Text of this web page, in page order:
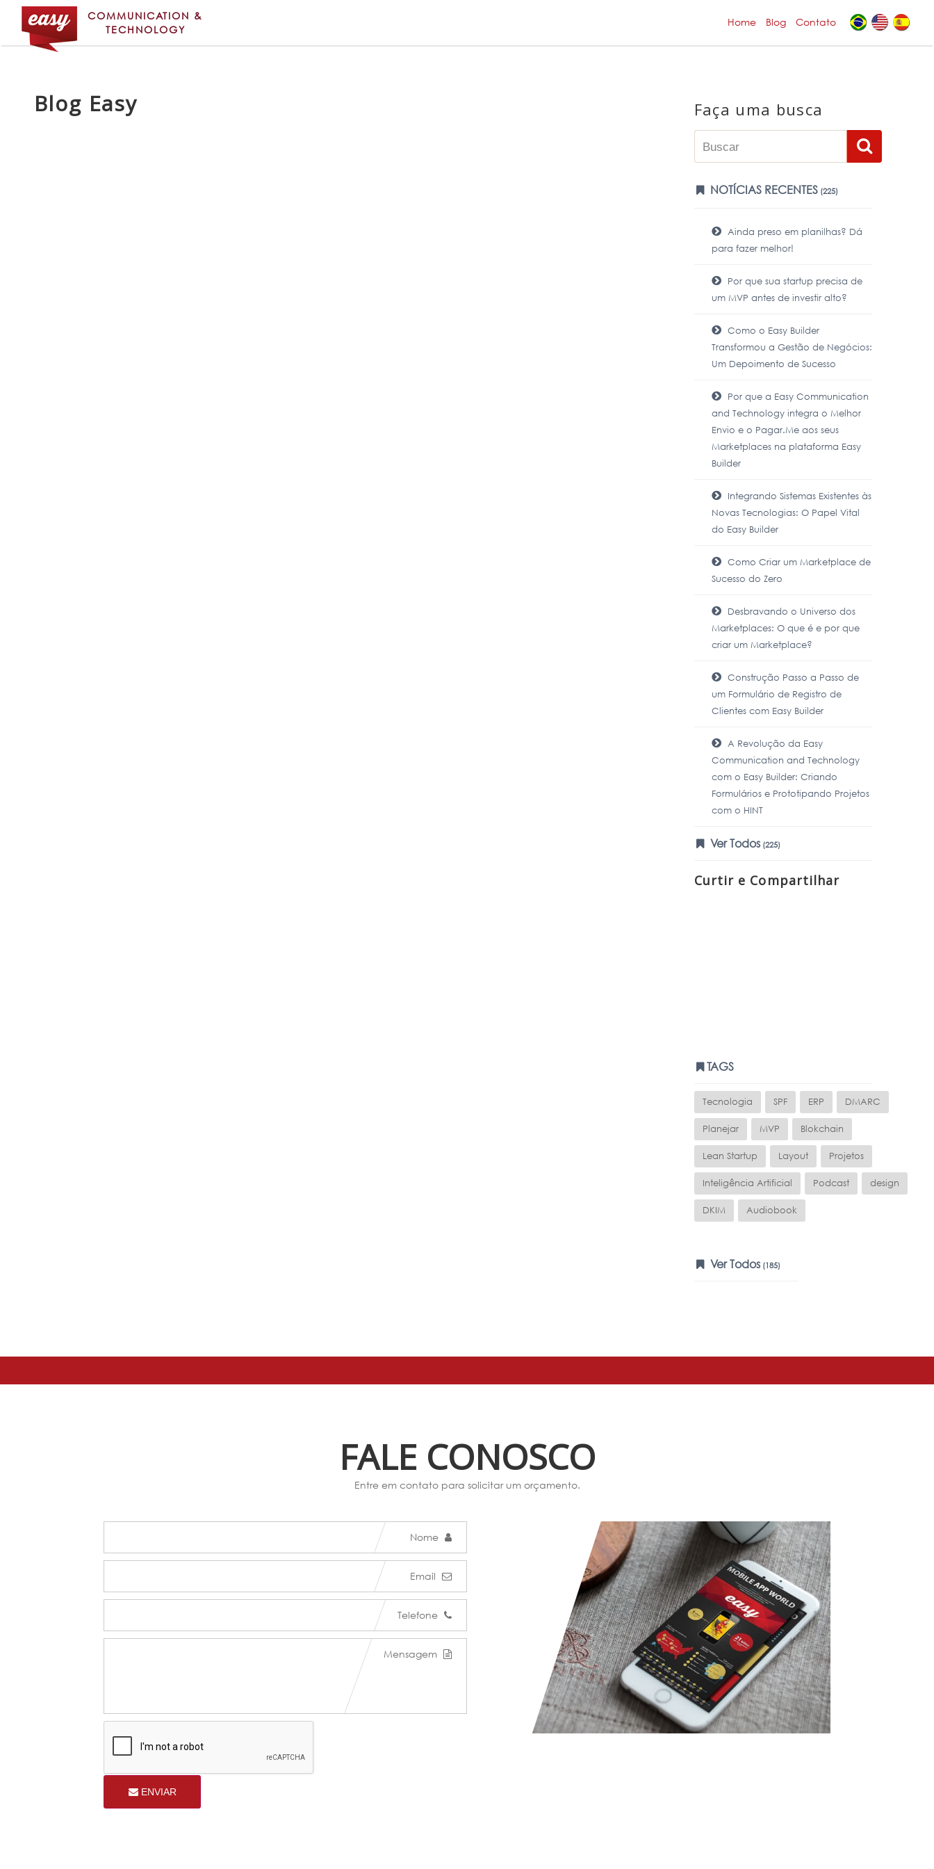
COMMUNICATION &
TECHNOLOGY
Home Blog Contato
Blog Easy Faça uma busca
NOTÍCIAS RECENTES(225)
Ainda preso em planilhas? Dá
para fazer melhor!
Por que sua startup precisa de
um MVP antes de investir alto?
Como o Easy Builder
Transformou a Gestão de Negócios:
Um Depoimento de Sucesso
Por que a Easy Communication
and Technology integra o Melhor
Envio e o Pagar.Me aos seus
Marketplaces na plataforma Easy
Builder
Integrando Sistemas Existentes às
Novas Tecnologias: O Papel Vital
do Easy Builder
Como Criar um Marketplace de
Sucesso do Zero
Desbravando o Universo dos
Marketplaces: O que é e por que
criar um Marketplace?
Construção Passo a Passo de
um Formulário de Registro de
Clientes com Easy Builder
A Revolução da Easy
Communication and Technology
com o Easy Builder: Criando
Formulários e Prototipando Projetos
com o HINT
Ver Todos(225)
Curtir e Compartilhar
TAGS
Tecnologia SPF ERP DMARC
Planejar MVP Blokchain
Lean Startup Layout Projetos
Inteligência Artificial Podcast design
DKIM Audiobook
Ver Todos(185)
FALE CONOSCO
Entre em contato para solicitar um orçamento.
Nome
Email
Telefone
Mensagem
ENVIAR